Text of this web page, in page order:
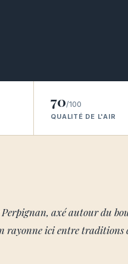
70/100
QUALITÉ DE L'AIR
axé autour du
rayonne ici entre traditions